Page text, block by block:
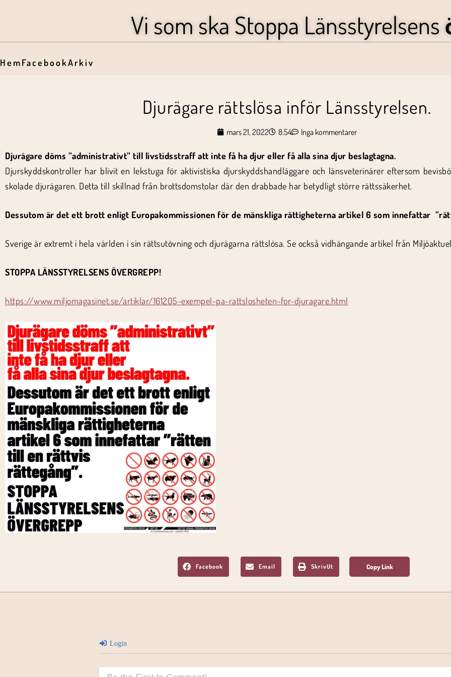
Vi som ska Stoppa Länsstyrelsens
HemFacebookArkiv
Djurägare rättslösa inför Länsstyrelsen.
mars 21, 2022 8:54 Inga kommentarer
Djurägare döms ”administrativt” till livstidsstraff att inte få ha djur eller få alla sina djur beslagtagna.
Djurskyddskontroller har blivit en lekstuga för aktivistiska djurskyddshandläggare och länsveterinärer eftersom
skolade djurägaren. Detta till skillnad från brottsdomstolar där den drabbade har betydligt större rättssäkerhet.
Dessutom är det ett brott enligt Europakommissionen för de mänskliga rättigheterna artikel 6 som innefattar
Sverige är extremt i hela världen i sin rättsutövning och djurägarna rättslösa. Se också vidhängande artikel från
STOPPA LÄNSSTYRELSENS ÖVERGREPP!
https://www.miljomagasinet.se/artiklar/161205-exempel-pa-rattslosheten-for-djuragare.html
Facebook Email SkrivUt
Login